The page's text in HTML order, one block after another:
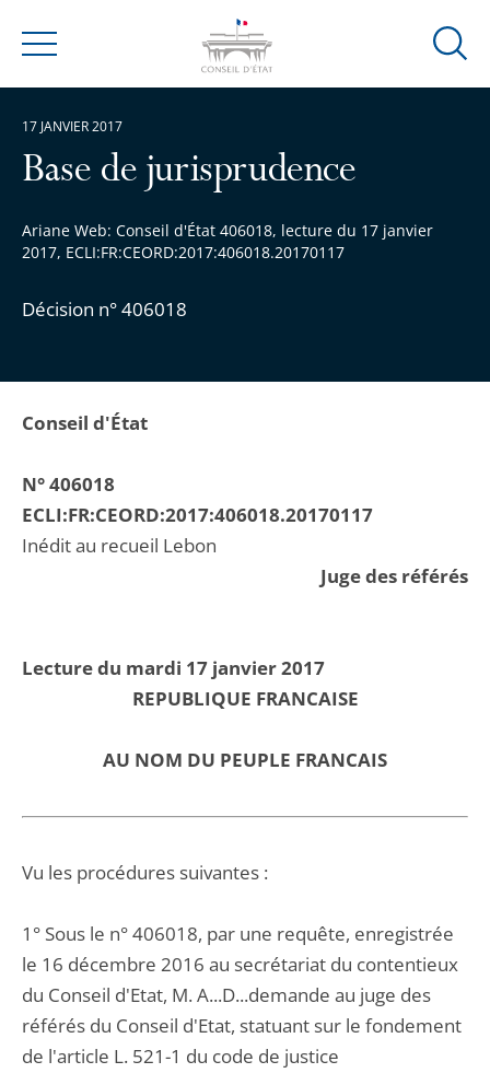
Menu
Ouvrir
Base de jurisprudence
Ariane Web: Conseil d'État 406018, lecture du 17 janvier
2017, ECLI:FR:CEORD:2017:406018.20170117
Décision n° 406018
17 JANVIER 2017
Conseil d'État
N° 406018
ECLI:FR:CEORD:2017:406018.20170117
Inédit au recueil Lebon
Juge des référés
Lecture du mardi 17 janvier 2017
REPUBLIQUE FRANCAISE
AU NOM DU PEUPLE FRANCAIS
Vu les procédures suivantes :
1° Sous le n° 406018, par une requête, enregistrée
le 16 décembre 2016 au secrétariat du contentieux
du Conseil d'Etat, M. A...D...demande au juge des
référés du Conseil d'Etat, statuant sur le fondement
de l'article L. 521-1 du code de justice